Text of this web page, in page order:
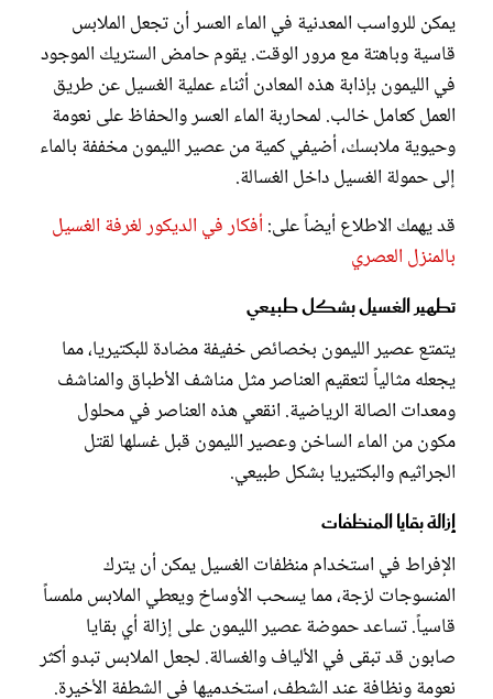
يمكن للرواسب المعدنية في الماء العسر أن تجعل الملابس
قاسية وباهتة مع مرور الوقت. يقوم حامض الستريك الموجود
في الليمون بإذابة هذه المعادن أثناء عملية الغسيل عن طريق
العمل كعامل خالب. لمحاربة الماء العسر والحفاظ على نعومة
وحيوية ملابسك، أضيفي كمية من عصير الليمون مخففة بالماء
إلى حمولة الغسيل داخل الغسالة.
قد يهمك الاطلاع أيضاً على:أفكار في الديكور لغرفة الغسيل
بالمنزل العصري
تطهير الغسيل بشكل طبيعي
يتمتع عصير الليمون بخصائص خفيفة مضادة للبكتيريا، مما
يجعله مثالياً لتعقيم العناصر مثل مناشف الأطباق والمناشف
ومعدات الصالة الرياضية. انقعي هذه العناصر في محلول
مكون من الماء الساخن وعصير الليمون قبل غسلها لقتل
الجراثيم والبكتيريا بشكل طبيعي.
إزالة بقايا المنظفات
الإفراط في استخدام منظفات الغسيل يمكن أن يترك
المنسوجات لزجة، مما يسحب الأوساخ ويعطي الملابس ملمساً
قاسياً. تساعد حموضة عصير الليمون على إزالة أي بقايا
صابون قد تبقى في الألياف والغسالة. لجعل الملابس تبدو أكثر
نعومة ونظافة عند الشطف، استخدميها في الشطفة الأخيرة.